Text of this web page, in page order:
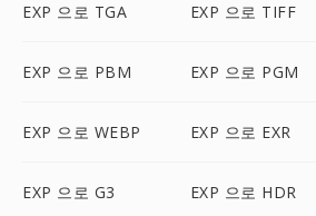
EXP 으로 TGA EXP 으로 TIFF
EXP 으로 PBM EXP 으로 PGM
EXP 으로 WEBP EXP 으로 EXR
EXP 으로 G3 EXP 으로 HDR